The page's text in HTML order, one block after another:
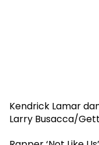
Kendrick Lamar
Larry Busacca/